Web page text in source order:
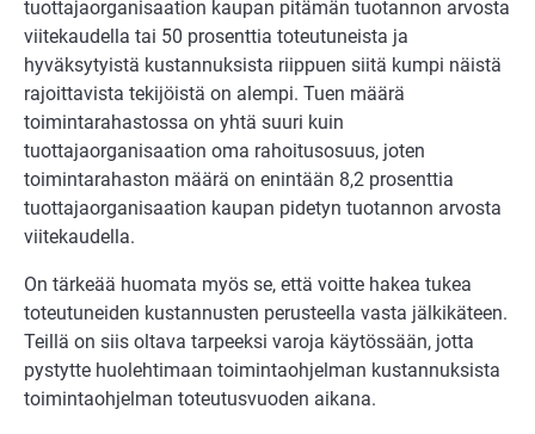
tuottajaorganisaation kaupan pitämän tuotannon arvosta
viitekaudella tai 50 prosenttia toteutuneista ja
hyväksytyistä kustannuksista riippuen siitä kumpi näistä
rajoittavista tekijöistä on alempi. Tuen määrä
toimintarahastossa on yhtä suuri kuin
tuottajaorganisaation oma rahoitusosuus, joten
toimintarahaston määrä on enintään 8,2 prosenttia
tuottajaorganisaation kaupan pidetyn tuotannon arvosta
viitekaudella.
On tärkeää huomata myös se, että voitte hakea tukea
toteutuneiden kustannusten perusteella vasta jälkikäteen.
Teillä on siis oltava tarpeeksi varoja käytössään, jotta
pystytte huolehtimaan toimintaohjelman kustannuksista
toimintaohjelman toteutusvuoden aikana.